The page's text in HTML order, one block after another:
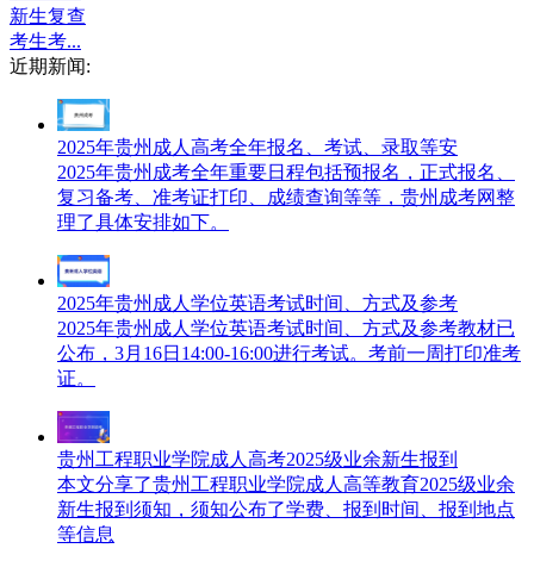
新生复查
考生考...
近期新闻:
2025年贵州成人高考全年报名、考试、录取等安
2025年贵州成考全年重要日程包括预报名，正式报名、
复习备考、准考证打印、成绩查询等等，贵州成考网整
理了具体安排如下。
2025年贵州成人学位英语考试时间、方式及参考
2025年贵州成人学位英语考试时间、方式及参考教材已
公布，3月16日14:00-16:00进行考试。考前一周打印准考
证。
贵州工程职业学院成人高考2025级业余新生报到
本文分享了贵州工程职业学院成人高等教育2025级业余
新生报到须知，须知公布了学费、报到时间、报到地点
等信息